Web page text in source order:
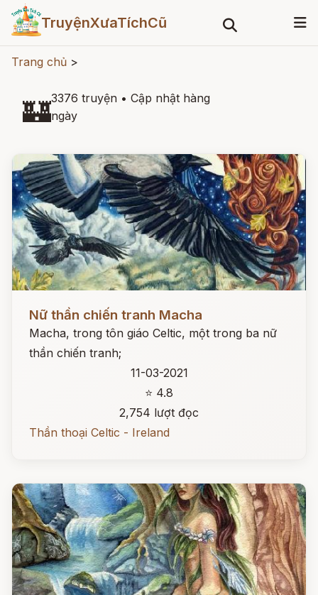
TruyệnXưaTíchCũ
Trang chủ >
🏰3376 truyện • Cập nhật hàng
ngày
Nữ thần chiến tranh Macha
Macha, trong tôn giáo Celtic, một trong ba nữ
thần chiến tranh;
11-03-2021
⭐ 4.8
2,754 lượt đọc
Thần thoại Celtic - Ireland